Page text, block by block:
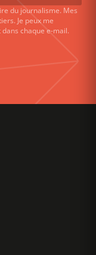
du journalisme. Mes
Je peux me
chaque e-mail.